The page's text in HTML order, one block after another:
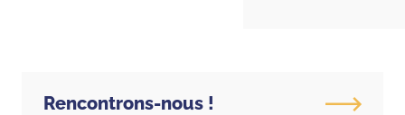
Rencontrons-nous !